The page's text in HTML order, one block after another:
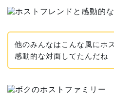
他のみんなはこんな風にホ
感動的な対面してたんだね